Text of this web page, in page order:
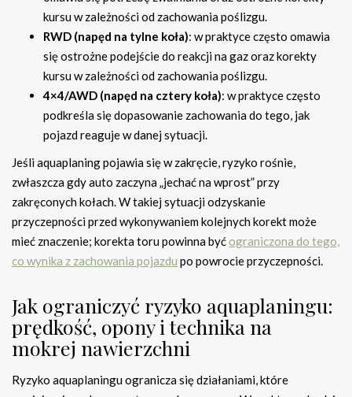
kursu w zależności od zachowania poślizgu.
RWD (napęd na tylne koła): w praktyce często omawia
się ostrożne podejście do reakcji na gaz oraz korekty
kursu w zależności od zachowania poślizgu.
4×4/AWD (napęd na cztery koła): w praktyce często
podkreśla się dopasowanie zachowania do tego, jak
pojazd reaguje w danej sytuacji.
Jeśli aquaplaning pojawia się w zakręcie, ryzyko rośnie,
zwłaszcza gdy auto zaczyna „jechać na wprost” przy
zakręconych kołach. W takiej sytuacji odzyskanie
przyczepności przed wykonywaniem kolejnych korekt może
mieć znaczenie; korekta toru powinna być ograniczona do tego,
co wynika z zachowania pojazdu po powrocie przyczepności.
Jak ograniczyć ryzyko aquaplaningu:
prędkość, opony i technika na
mokrej nawierzchni
Ryzyko aquaplaningu ogranicza się działaniami, które